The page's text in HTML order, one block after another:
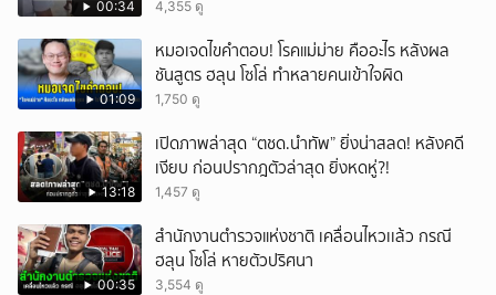
00:34 4,355 ดู
01:09
หมอเจดไขคำตอบ! โรคแม่ม่าย คืออะไร หลังผล
ชันสูตร ฮลุน โซโล่ ทำหลายคนเข้าใจผิด
1,750 ดู
13:18
เปิดภาพล่าสุด “ตชด.นำทัพ” ยิ่งน่าสลด! หลังคดี
เงียบ ก่อนปรากฎตัวล่าสุด ยิ่งหดหู่?!
1,457 ดู
00:35
สำนักงานตำรวจแห่งชาติ เคลื่อนไหวเเล้ว กรณี
ฮลุน โซโล่ หายตัวปริศนา
3,554 ดู